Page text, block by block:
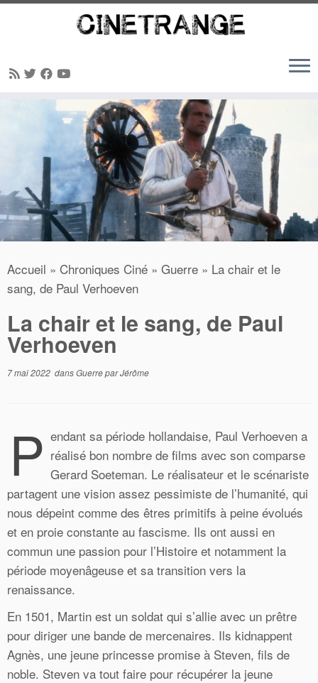
Accueil » Chroniques Ciné » Guerre » La chair et le
sang, de Paul Verhoeven
La chair et le sang, de Paul
Verhoeven
7 mai 2022 dansGuerreparJérôme
P endant sa période hollandaise, Paul Verhoeven a
réalisé bon nombre de films avec son comparse
Gerard Soeteman. Le réalisateur et le scénariste
partagent une vision assez pessimiste de l’humanité, qui
nous dépeint comme des êtres primitifs à peine évolués
et en proie constante au fascisme. Ils ont aussi en
commun une passion pour l’Histoire et notamment la
période moyenâgeuse et sa transition vers la
renaissance.
En 1501, Martin est un soldat qui s’allie avec un prêtre
pour diriger une bande de mercenaires. Ils kidnappent
Agnès, une jeune princesse promise à Steven, fils de
noble. Steven va tout faire pour récupérer la jeune